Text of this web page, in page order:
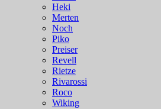
Heki
Merten
Noch
Piko
Preiser
Revell
Rietze
Rivarossi
Roco
Wiking